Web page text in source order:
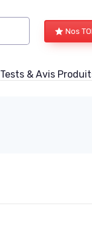
Nos
Tests & Avis